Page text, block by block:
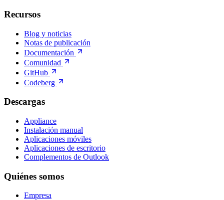
Recursos
Blog y noticias
Notas de publicación
Documentación
Comunidad
GitHub
Codeberg
Descargas
Appliance
Instalación manual
Aplicaciones móviles
Aplicaciones de escritorio
Complementos de Outlook
Quiénes somos
Empresa